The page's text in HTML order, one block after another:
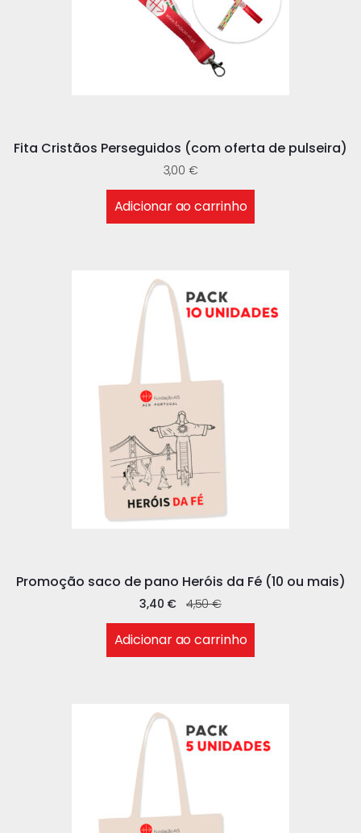
Fita Cristãos Perseguidos (com oferta de pulseira)
3,00 €
Adicionar ao carrinho
Promoção saco de pano Heróis da Fé (10 ou mais)
4,50€
3,40 €
Adicionar ao carrinho